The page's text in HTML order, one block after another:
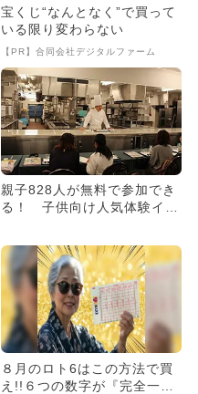
宝くじ“なんとなく”で買って
いる限り変わらない
【PR】合同会社デジタルファーム
親子828人が無料で参加でき
る！ 子供向け人気体験イベ
８月のロト6はこの方法で買
え!!６つの数字が『完全一